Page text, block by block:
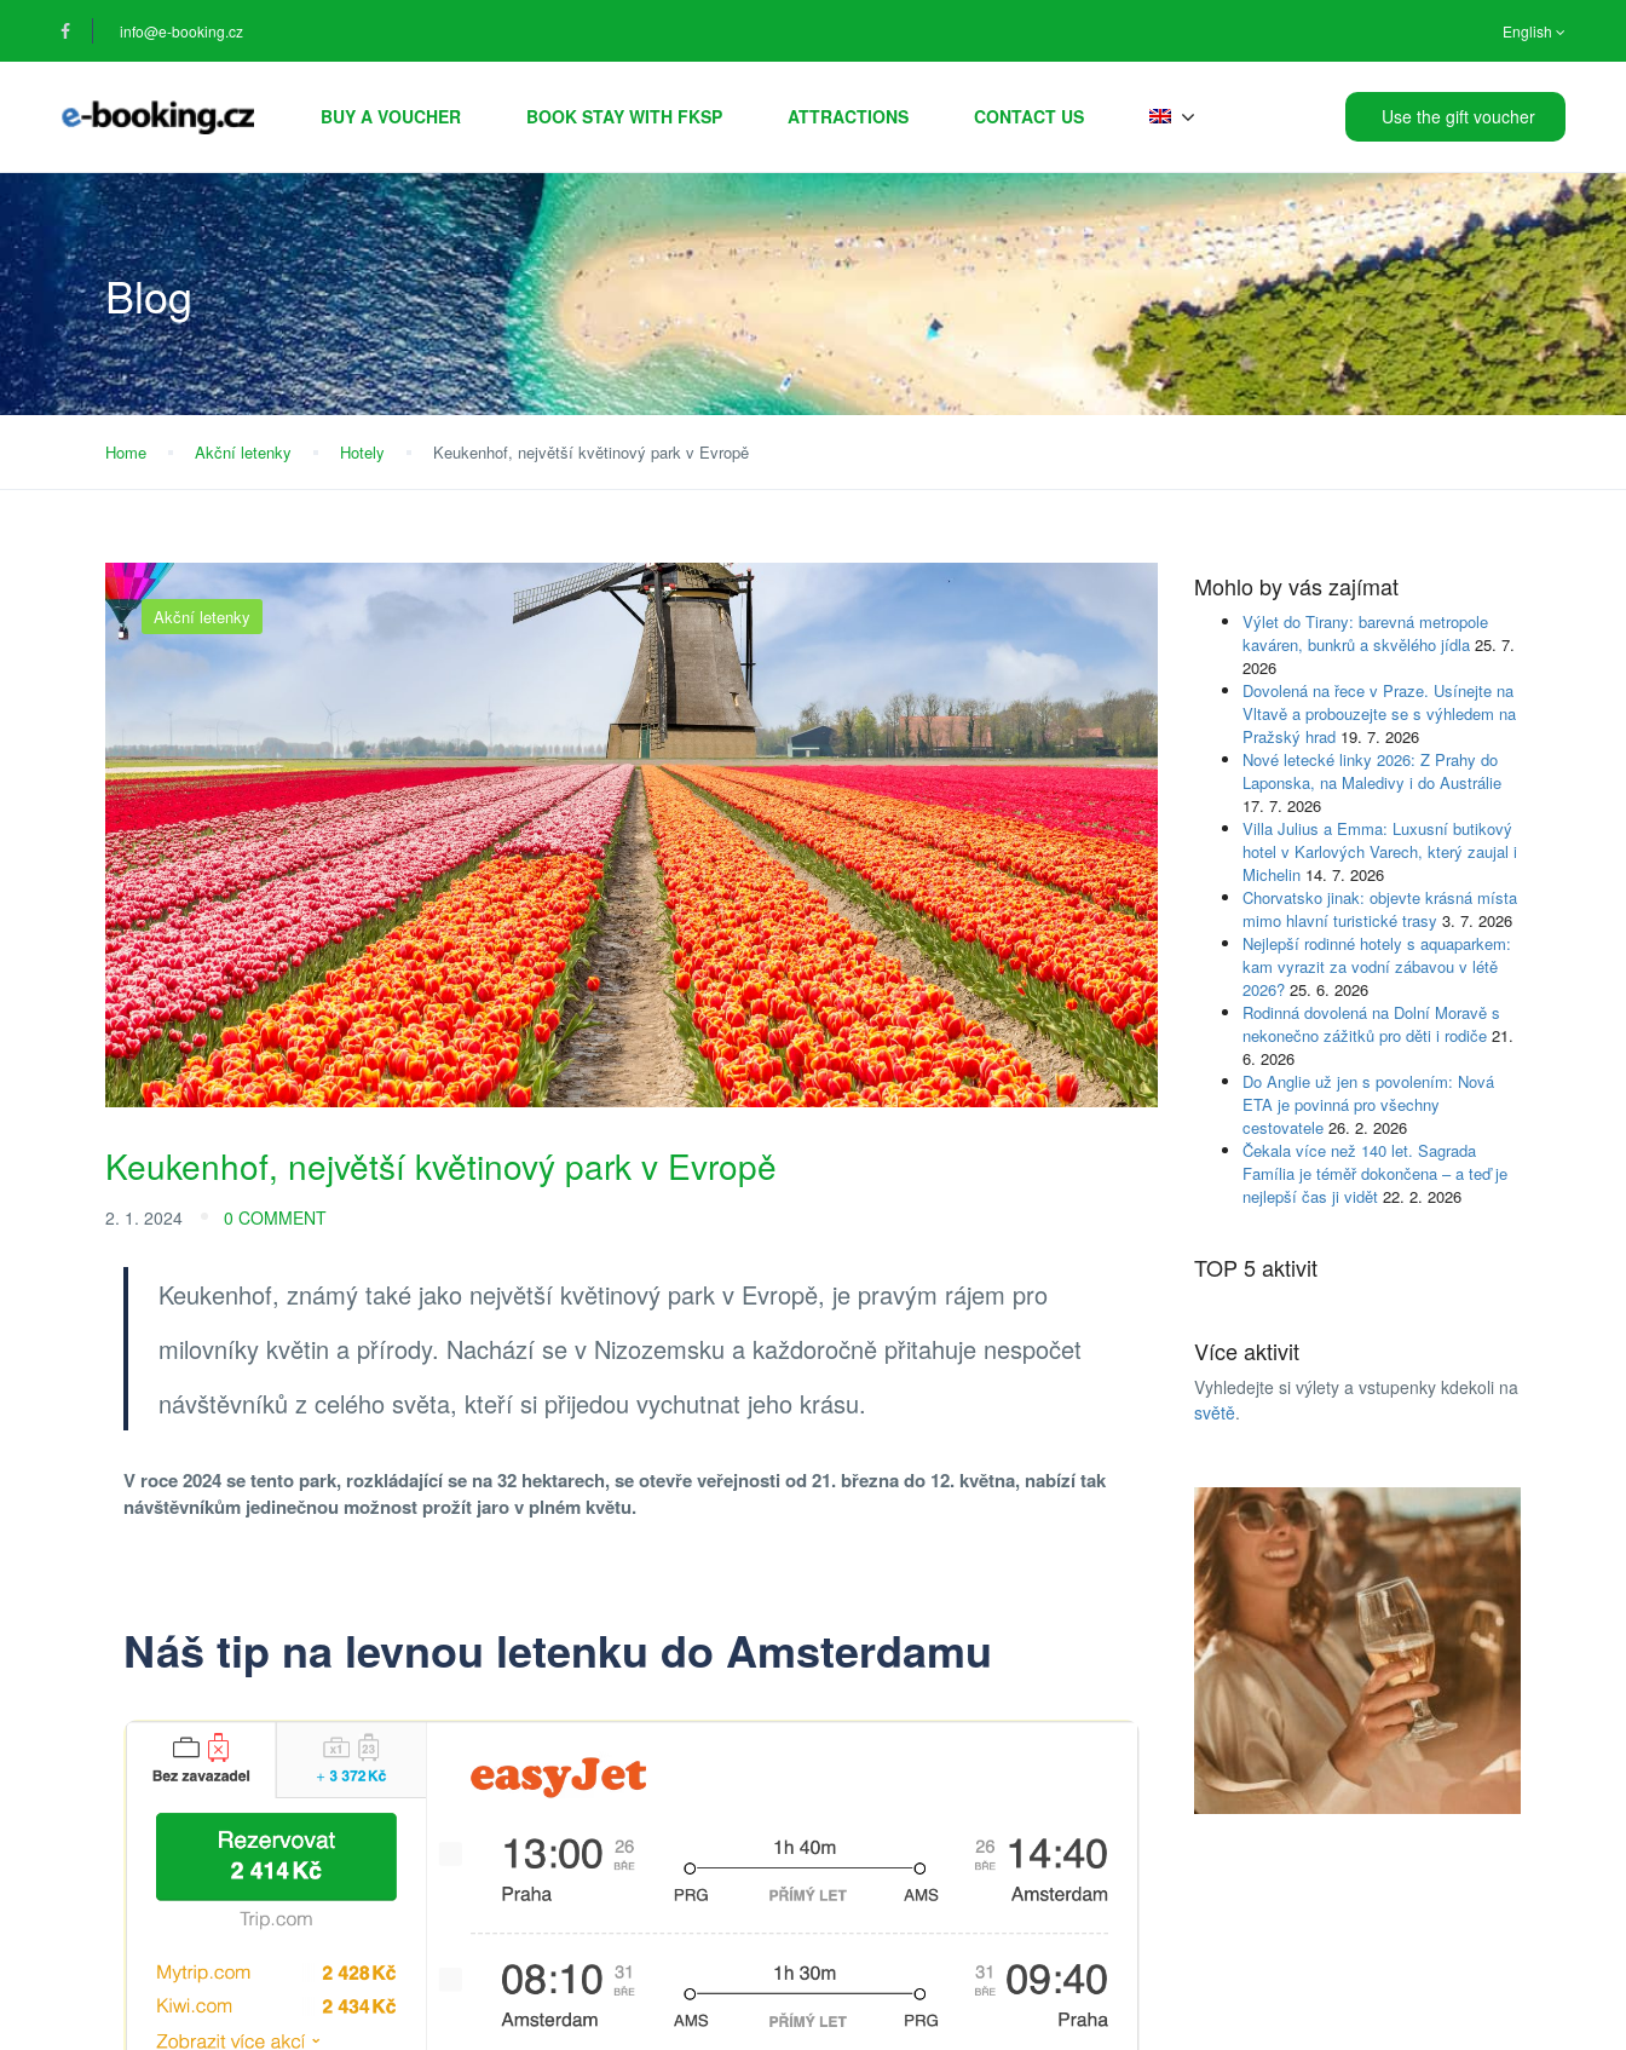
info@e-booking.cz English
BUY A VOUCHER BOOK STAY WITH FKSP ATTRACTIONS CONTACT US Use the gift voucher
Blog
Home Akční letenky Hotely Keukenhof, největší květinový park v Evropě
Akční letenky
Keukenhof, největší květinový park v Evropě
2. 1. 2024 0 COMMENT
Keukenhof, známý také jako největší květinový park v Evropě, je pravým rájem pro
milovníky květin a přírody. Nachází se v Nizozemsku a každoročně přitahuje nespočet
návštěvníků z celého světa, kteří si přijedou vychutnat jeho krásu.
V roce 2024 se tento park, rozkládající se na 32 hektarech, se otevře veřejnosti od 21. března do 12. května, nabízí tak
návštěvníkům jedinečnou možnost prožít jaro v plném květu.
Náš tip na levnou letenku do Amsterdamu
Mohlo by vás zajímat
Výlet do Tirany: barevná metropole
kaváren, bunkrů a skvělého jídla 25. 7.
2026
Dovolená na řece v Praze. Usínejte na
Vltavě a probouzejte se s výhledem na
Pražský hrad 19. 7. 2026
Nové letecké linky 2026: Z Prahy do
Laponska, na Maledivy i do Austrálie
17. 7. 2026
Villa Julius a Emma: Luxusní butikový
hotel v Karlových Varech, který zaujal i
Michelin 14. 7. 2026
Chorvatsko jinak: objevte krásná místa
mimo hlavní turistické trasy 3. 7. 2026
Nejlepší rodinné hotely s aquaparkem:
kam vyrazit za vodní zábavou v létě
2026? 25. 6. 2026
Rodinná dovolená na Dolní Moravě s
nekonečno zážitků pro děti i rodiče 21.
6. 2026
Do Anglie už jen s povolením: Nová
ETA je povinná pro všechny
cestovatele 26. 2. 2026
Čekala více než 140 let. Sagrada
Família je téměř dokončena – a teď je
nejlepší čas ji vidět 22. 2. 2026
TOP 5 aktivit
Více aktivit
Vyhledejte si výlety a vstupenky kdekoli na
světě.